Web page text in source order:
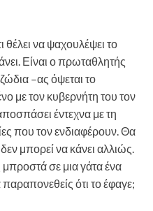
θέλει να ψαχουλέψει το
Είναι ο πρωταθλητής
–ας όψεται το
με τον κυβερνήτη του τον
έντεχνα με τη
που τον ενδιαφέρουν. Θα
μπορεί να κάνει αλλιώς.
μπροστά σε μια γάτα ένα
ότι το έφαγε;